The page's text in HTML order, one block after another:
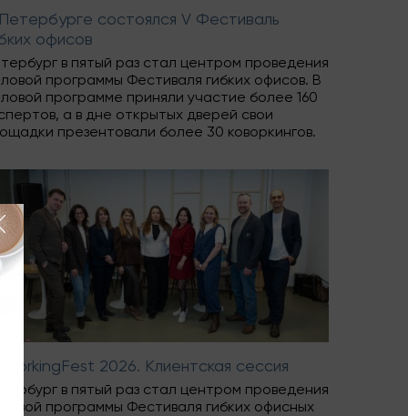
состоялся V Фестиваль
офисов
в пятый раз стал центром проведения
программы Фестиваля гибких офисов. В
программе приняли участие более 160
а в дне открытых дверей свои
презентовали более 30 коворкингов.
2026. Клиентская сессия
в пятый раз стал центром проведения
программы Фестиваля гибких офисных